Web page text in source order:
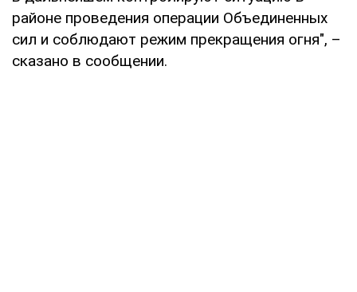
районе проведения операции Объединенных
сил и соблюдают режим прекращения огня", –
сказано в сообщении.